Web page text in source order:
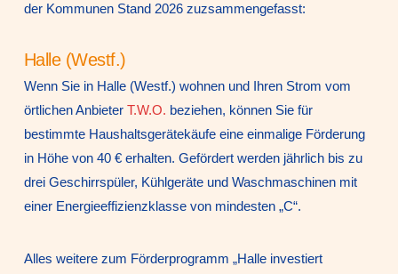
der Kommunen Stand 2026 zuzsammengefasst:
Halle (Westf.)
Wenn Sie in Halle (Westf.) wohnen und Ihren Strom vom
örtlichen Anbieter T.W.O. beziehen, können Sie für
bestimmte Haushaltsgerätekäufe eine einmalige Förderung
in Höhe von 40 € erhalten. Gefördert werden jährlich bis zu
drei Geschirrspüler, Kühlgeräte und Waschmaschinen mit
einer Energieeffizienzklasse von mindesten „C“.
Alles weitere zum Förderprogramm „Halle investiert